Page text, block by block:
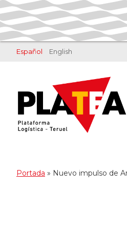
Saltar
al
contenido
principal
Saltar
al
pie
de
páginaEspañol English
Portada » Nuevo impulso de